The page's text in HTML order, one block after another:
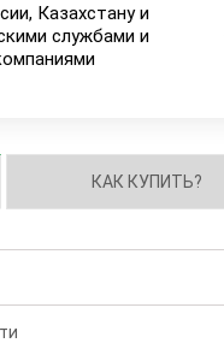
Казахстану и
службами и
КАК КУПИТЬ?